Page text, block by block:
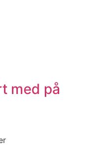
med på